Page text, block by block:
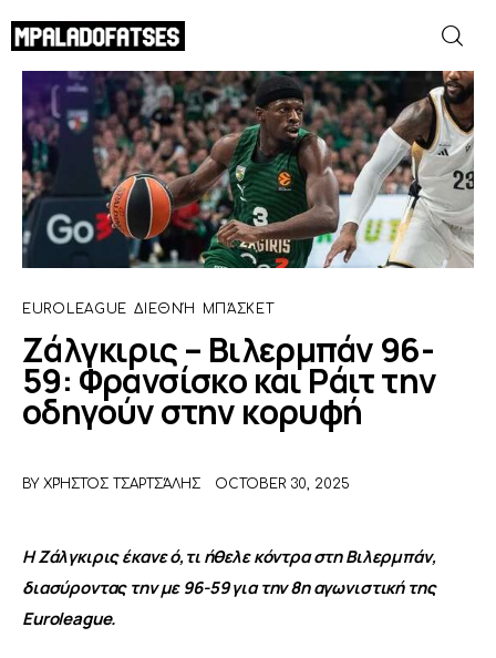
Ζάλγκιρις – Βιλερμπάν 96-59: Φρανσίσκο
και Ράιτ την οδηγούν στην κορυφή
SHARE POST
ΜΟΥΝΤΙΑΛ 2026
ΠΟΔΟΣΦΑΙΡΟ
ΜΠΑΣΚΕΤ
ΣΥΝΕΝΤΕΥΞΕΙΣ
BEYOND SPORTS
ΑΦΙΕΡΩΜΑΤΑ
EUROLEAGUE ΔΙΕΘΝΉ ΜΠΆΣΚΕΤ
Ζάλγκιρις – Βιλερμπάν 96-
59: Φρανσίσκο και Ράιτ την
οδηγούν στην κορυφή
BY ΧΡΉΣΤΟΣ ΤΣΑΡΤΣΆΛΗΣ OCTOBER 30, 2025
Η Ζάλγκιρις έκανε ό,τι ήθελε κόντρα στη Βιλερμπάν,
διασύροντας την με 96-59 για την 8η αγωνιστική της
Euroleague.